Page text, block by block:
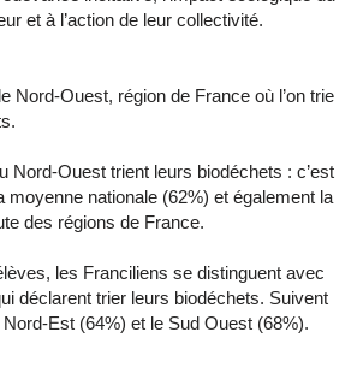
et à l’action de leur collectivité.
Nord-Ouest, région de France où l’on trie
Nord-Ouest trient leurs biodéchets : c’est
moyenne nationale (62%) et également la
des régions de France.
les Franciliens se distinguent avec
déclarent trier leurs biodéchets. Suivent
Est (64%) et le Sud Ouest (68%).